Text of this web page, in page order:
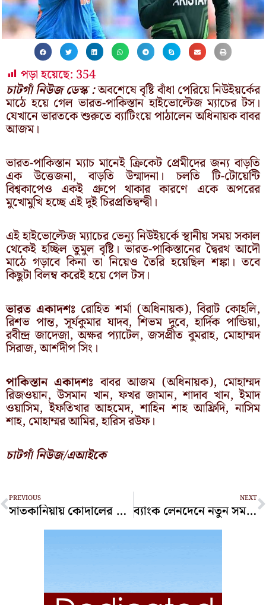
পড়া হয়েছে: 354
চাটগাঁ নিউজ ডেস্ক :অবশেষে বৃষ্টি বাঁধা পেরিয়ে নিউইয়র্কের
মাঠে হয়ে গেল ভারত-পাকিস্তান হাইভোল্টেজ ম্যাচের টস।
যেখানে ভারতকে শুরুতে ব্যাটিংয়ে পাঠালেন অধিনায়ক বাবর
আজম।
ভারত-পাকিস্তান ম্যাচ মানেই ক্রিকেট প্রেমীদের জন্য বাড়তি
এক উত্তেজনা, বাড়তি উন্মাদনা। চলতি টি-টোয়েন্টি
বিশ্বকাপেও একই গ্রুপে থাকার কারণে একে অপরের
মুখোমুখি হচ্ছে এই দুই চিরপ্রতিদ্বন্দ্বী।
এই হাইভোল্টেজ ম্যাচের ভেন্যু নিউইয়র্কে স্থানীয় সময় সকাল
থেকেই হচ্ছিল তুমুল বৃষ্টি। ভারত-পাকিস্তানের দ্বৈরথ আদৌ
মাঠে গড়াবে কিনা তা নিয়েও তৈরি হয়েছিল শঙ্কা। তবে
কিছুটা বিলম্ব করেই হয়ে গেল টস।
ভারত একাদশঃ রোহিত শর্মা (অধিনায়ক), বিরাট কোহলি,
রিশভ পান্ত, সূর্যকুমার যাদব, শিভম দুবে, হার্দিক পান্ডিয়া,
রবীন্দ্র জাদেজা, অক্ষর প্যাটেল, জসপ্রীত বুমরাহ, মোহাম্মদ
সিরাজ, আর্শদীপ সিং।
পাকিস্তান একাদশঃ বাবর আজম (অধিনায়ক), মোহাম্মদ
রিজওয়ান, উসমান খান, ফখর জামান, শাদাব খান, ইমাদ
ওয়াসিম, ইফতিখার আহমেদ, শাহিন শাহ আফ্রিদি, নাসিম
শাহ, মোহাম্মর আমির, হারিস রউফ।
চাটগাঁ নিউজ/এআইকে
Prev
PREVIOUS
সাতকানিয়ায় কোদালের আঘাতে প্রাণ গেল একজনের
NEXT
ব্যাংক লেনদেনে নতুন সময়সূচি